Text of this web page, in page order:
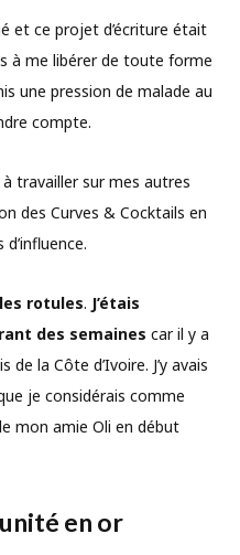
et ce projet d’écriture était
à me libérer de toute forme
une pression de malade au
compte.
à travailler sur mes autres
des Curves & Cocktails en
les rotules. J’étais
des semaines car il y a
de la Côte d’Ivoire. J’y avais
je considérais comme
mon amie Oli en début
en or